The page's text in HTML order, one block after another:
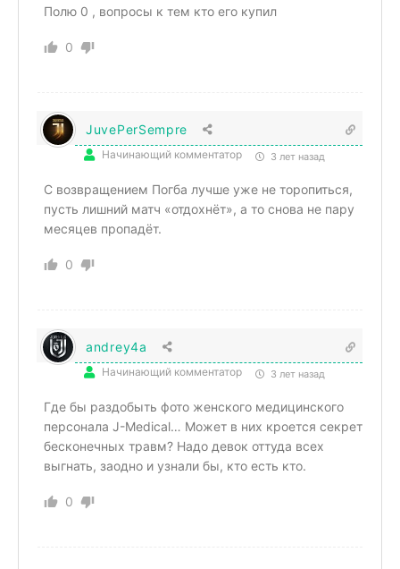
Полю 0 , вопросы к тем кто его купил
0
JuvePerSempre
Начинающий комментатор 3 лет назад
С возвращением Погба лучше уже не торопиться,
пусть лишний матч «отдохнёт», а то снова не пару
месяцев пропадёт.
0
andrey4a
Начинающий комментатор 3 лет назад
Где бы раздобыть фото женского медицинского
персонала J-Medical… Может в них кроется секрет
бесконечных травм? Надо девок оттуда всех
выгнать, заодно и узнали бы, кто есть кто.
0